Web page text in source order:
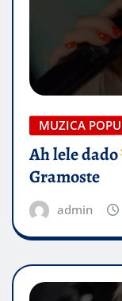
MUZICA
Ah lele dado​
Gramoste
admin